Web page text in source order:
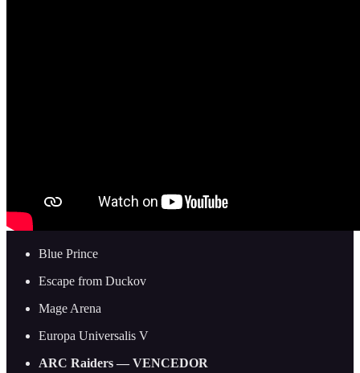
Blue Prince
Escape from Duckov
Mage Arena
Europa Universalis V
ARC Raiders — VENCEDOR